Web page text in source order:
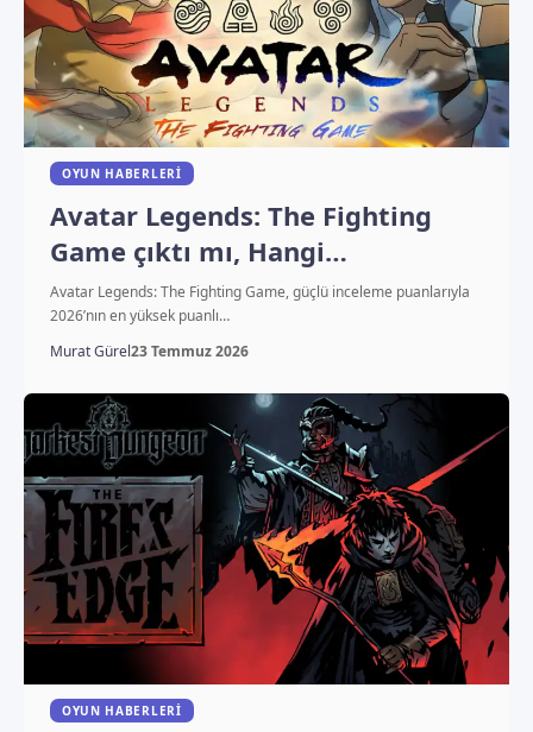
OYUN HABERLERI
Avatar Legends: The Fighting
Game çıktı mı, Hangi
platformlarda oynanıyor?
Avatar Legends: The Fighting Game, güçlü inceleme puanlarıyla
2026’nın en yüksek puanlı…
Murat Gürel23 Temmuz 2026
OYUN HABERLERI